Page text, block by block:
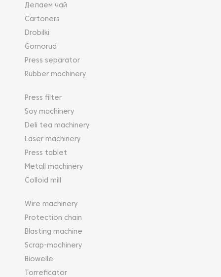
Делаем чай
Cartoners
Drobilki
Gornorud
Press separator
Rubber machinery
Press filter
Soy machinery
Deli tea machinery
Laser machinery
Press tablet
Metall machinery
Colloid mill
Wire machinery
Protection chain
Blasting machine
Scrap-machinery
Biowelle
Torreficator